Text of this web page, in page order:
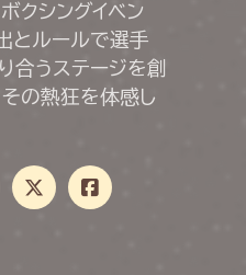
クシングイベン
とルールで選手
合うステージを創
その熱狂を体感し